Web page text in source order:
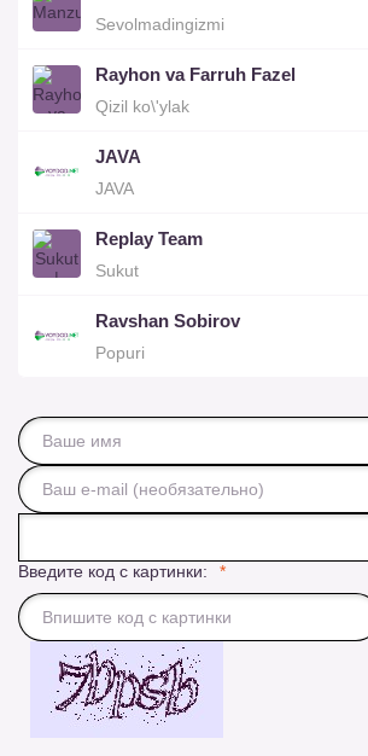
Sevolmadingizmi
Rayhon va Farruh Fazel
Qizil ko\'ylak
JAVA
JAVA
Replay Team
Sukut
Ravshan Sobirov
Popuri
Введите код с картинки: